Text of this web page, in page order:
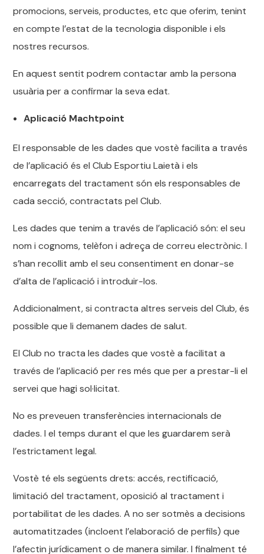
promocions, serveis, productes, etc que oferim, tenint
en compte l’estat de la tecnologia disponible i els
nostres recursos.
En aquest sentit podrem contactar amb la persona
usuària per a confirmar la seva edat.
Aplicació Machtpoint
El responsable de les dades que vostè facilita a través
de l’aplicació és el Club Esportiu Laietà i els
encarregats del tractament són els responsables de
cada secció, contractats pel Club.
Les dades que tenim a través de l’aplicació són: el seu
nom i cognoms, telèfon i adreça de correu electrònic. I
s’han recollit amb el seu consentiment en donar-se
d’alta de l’aplicació i introduir-los.
Addicionalment, si contracta altres serveis del Club, és
possible que li demanem dades de salut.
El Club no tracta les dades que vostè a facilitat a
través de l’aplicació per res més que per a prestar-li el
servei que hagi sol·licitat.
No es preveuen transferències internacionals de
dades. I el temps durant el que les guardarem serà
l’estrictament legal.
Vostè té els següents drets: accés, rectificació,
limitació del tractament, oposició al tractament i
portabilitat de les dades. A no ser sotmès a decisions
automatitzades (incloent l’elaboració de perfils) que
l’afectin jurídicament o de manera similar. I finalment té